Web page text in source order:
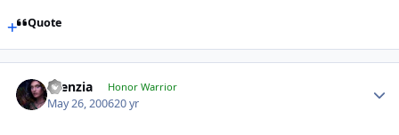
Quote
silenzia Honor Warrior
May 26, 200620 yr